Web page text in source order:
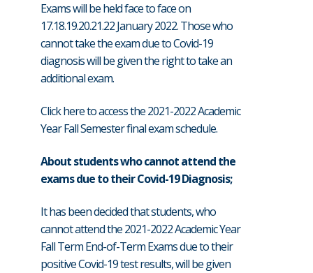
Exams will be held face to face on
17.18.19.20.21.22 January 2022. Those who
cannot take the exam due to Covid-19
diagnosis will be given the right to take an
additional exam.
Click here to access the 2021-2022 Academic
Year Fall Semester final exam schedule.
About students who cannot attend the
exams due to their Covid-19 Diagnosis;
It has been decided that students, who
cannot attend the 2021-2022 Academic Year
Fall Term End-of-Term Exams due to their
positive Covid-19 test results, will be given